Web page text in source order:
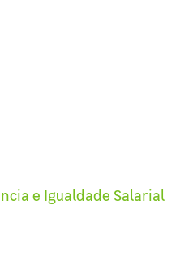
e Igualdade Salarial